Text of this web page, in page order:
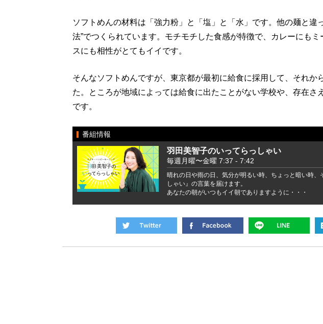
ソフトめんの材料は「強力粉」と「塩」と「水」です。他の麺と違
法”でつくられています。モチモチした食感が特徴で、カレーにも
スにも相性がとてもイイです。
そんなソフトめんですが、東京都が最初に給食に採用して、それか
た。ところが地域によっては給食に出たことがない学校や、存在さ
です。
番組情報
羽田美智子のいってらっしゃい
毎週月曜〜金曜 7:37 - 7:42
晴れの日や雨の日、気分が明るい時、ちょっと暗い時、
しゃい』の言葉を届けます。
あなたの朝がいつもイイ朝でありますように・・・